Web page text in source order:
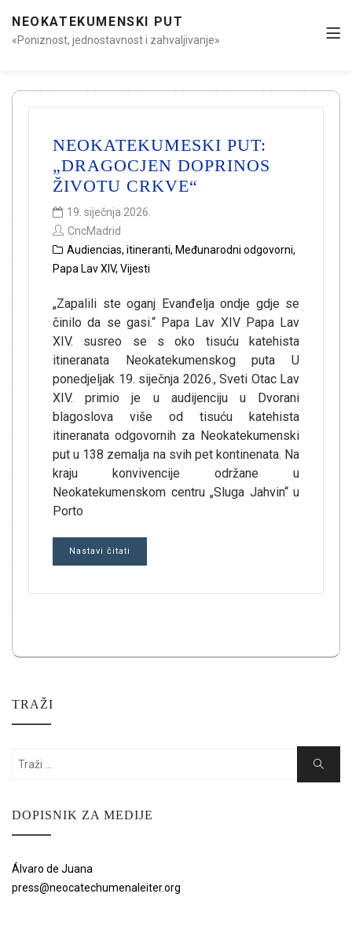
NEOKATEKUMENSKI PUT
«Poniznost, jednostavnost i zahvaljivanje»
NEOKATEKUMESKI PUT:
„DRAGOCJEN DOPRINOS
ŽIVOTU CRKVE“
19. siječnja 2026.
CncMadrid
Audiencias, itineranti, Međunarodni odgovorni,
Papa Lav XIV, Vijesti
„Zapalili ste oganj Evanđelja ondje gdje se
činilo da se gasi.“ Papa Lav XIV Papa Lav
XIV. susreo se s oko tisuću katehista
itineranata Neokatekumenskog puta U
ponedjeljak 19. siječnja 2026., Sveti Otac Lav
XIV. primio je u audijenciju u Dvorani
blagoslova više od tisuću katehista
itineranata odgovornih za Neokatekumenski
put u 138 zemalja na svih pet kontinenata. Na
kraju konvivencije održane u
Neokatekumenskom centru „Sluga Jahvin“ u
Porto
Nastavi čitati
TRAŽI
Search
Search
DOPISNIK ZA MEDIJE
Álvaro de Juana
press@neocatechumenaleiter.org